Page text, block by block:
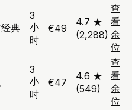
典
3
小
时
€49
4.7 ★
(2,288)
查
看
余
位
3
小
时
€47
4.6 ★
(549)
查
看
余
位